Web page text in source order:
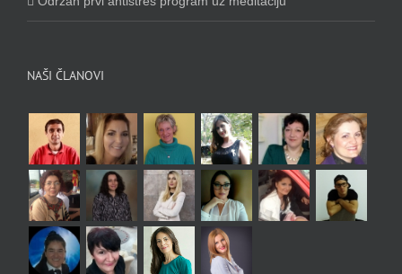
NAŠI ČLANOVI